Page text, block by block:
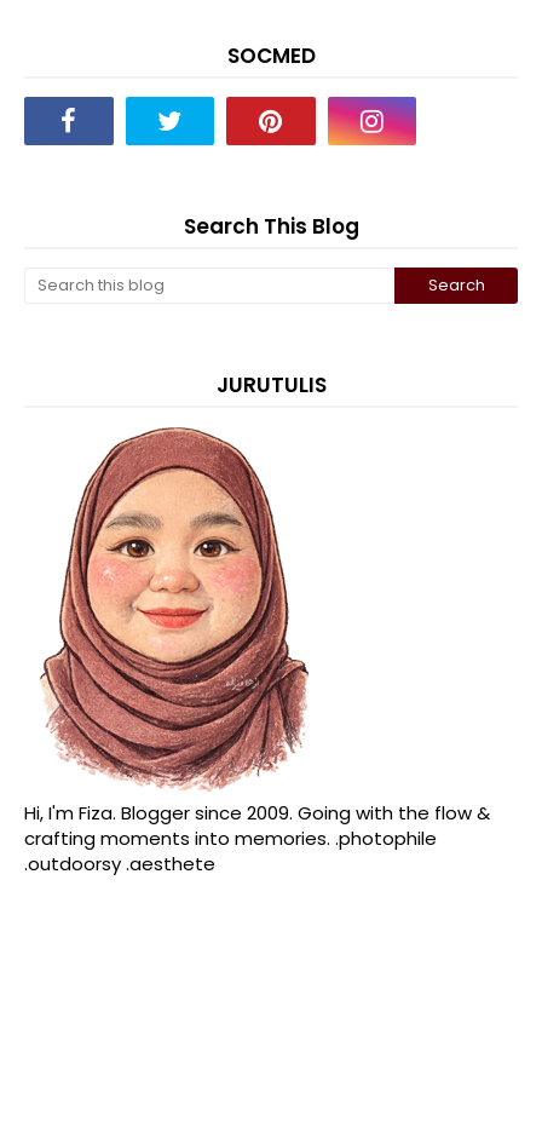
SOCMED
Search This Blog
JURUTULIS
Hi, I'm Fiza. Blogger since 2009. Going with the flow &
crafting moments into memories. .photophile
.outdoorsy .aesthete